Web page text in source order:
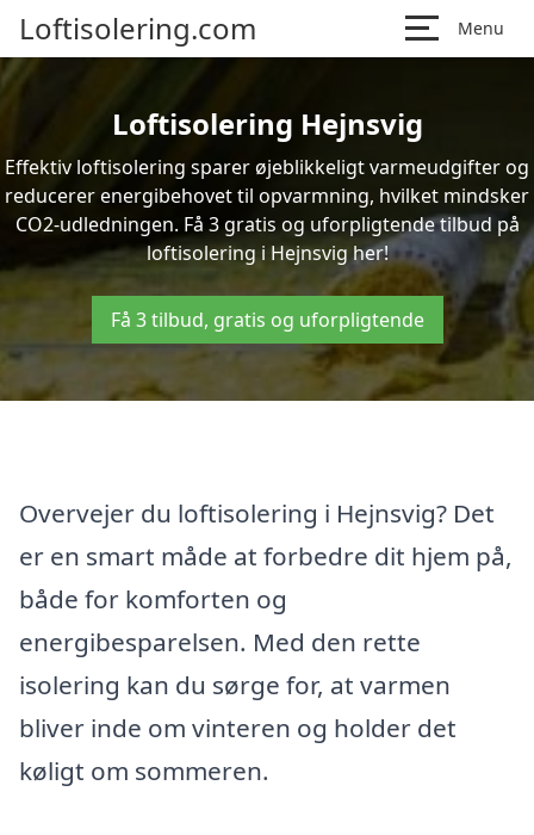
Loftisolering.com Menu
Loftisolering Hejnsvig
Effektiv loftisolering sparer øjeblikkeligt varmeudgifter og
reducerer energibehovet til opvarmning, hvilket mindsker
CO2-udledningen. Få 3 gratis og uforpligtende tilbud på
loftisolering i Hejnsvig her!
Få 3 tilbud, gratis og uforpligtende
Overvejer du loftisolering i Hejnsvig? Det
er en smart måde at forbedre dit hjem på,
både for komforten og
energibesparelsen. Med den rette
isolering kan du sørge for, at varmen
bliver inde om vinteren og holder det
køligt om sommeren.